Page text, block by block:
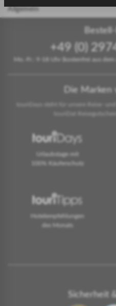
Allgemein
+49 (0)
Mo.-Fr.: 9-18 Uhr (kostenfrei aus
Die Marken
touriDays steht für unsere Reise-
touriDat
Urlaubstage mit
100% Käuferschutz
Hotelempfehlungen
des Monats
Sicherheit